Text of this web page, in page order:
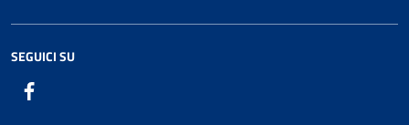
SEGUICI SU